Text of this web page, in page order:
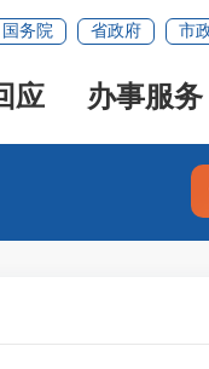
国务院 省政府 市
应 办事服务